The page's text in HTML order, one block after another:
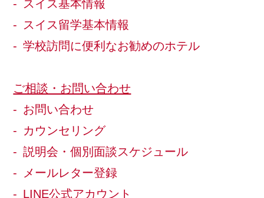
スイス基本情報
スイス留学基本情報
学校訪問に便利なお勧めのホテル
ご相談・お問い合わせ
お問い合わせ
カウンセリング
説明会・個別面談スケジュール
メールレター登録
LINE公式アカウント